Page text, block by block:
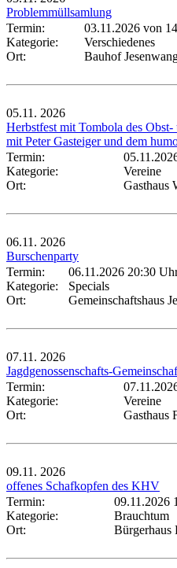
Problemmüllsamlung
Termin:
03.11.2026 von
Kategorie:
Verschiedenes
Ort:
Bauhof
05.11. 2026
Herbstfest mit Tombola des
mit Peter Gasteiger und dem
Termin:
Kategorie:
Vereine
Ort:
Gasthaus
06.11. 2026
Burschenparty
Termin:
06.11.2026 20:30
Kategorie:
Specials
Ort:
Gemeinschaftshaus
07.11. 2026
Jagdgenossenschafts-
Termin:
Kategorie:
Vereine
Ort:
Gasthaus
09.11. 2026
offenes Schafkopfen des KHV
Termin:
09.11.2026
Kategorie:
Brauchtum
Ort:
Bürgerhaus